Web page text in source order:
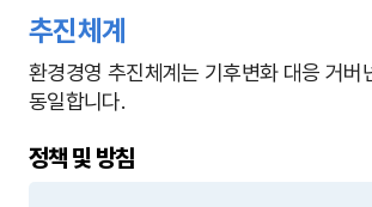
폐기물/오염물질/
선박 재활용
추진체계
환경경영 추진체계는 기후변화 대응 거버
동일합니다.
정책 및 방침